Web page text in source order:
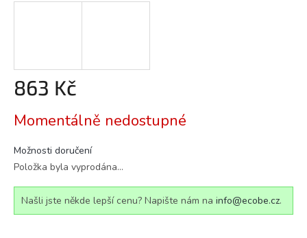
863 Kč
cena:
Momentálně nedostupné
Možnosti doručení
Položka byla vyprodána…
Našli jste někde lepší cenu? Napište nám na info@ecobe.cz.